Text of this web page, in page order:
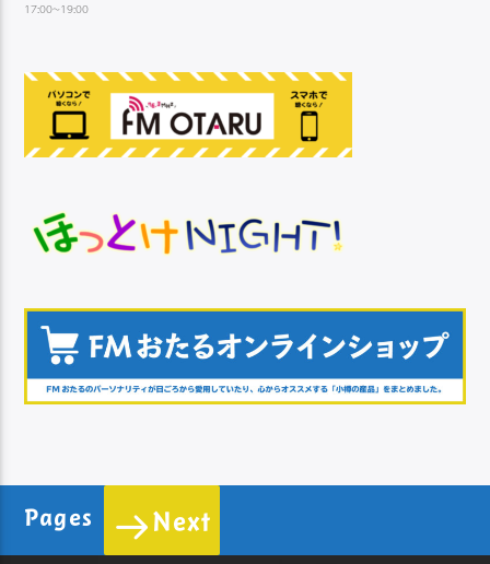
17:00~19:00
Pages Next